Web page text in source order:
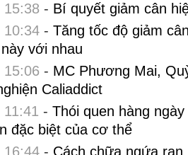
15:38 - Bí quyết giảm cân
10:34- Tăng tốc độ giảm
với nhau
15:06 - MC Phương Mai,
Caliaddict
11:41 - Thói quen hàng
đặc biệt của cơ thể
16:44- Cách chữa ngứa